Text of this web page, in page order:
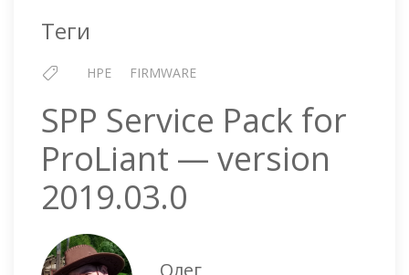
Теги
HPE FIRMWARE
SPP Service Pack for
ProLiant — version
2019.03.0
Олег